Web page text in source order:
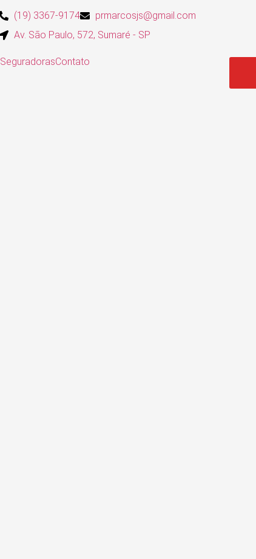
(19) 3367-9174
prmarcosjs@gmail.com
Av. São Paulo, 572, Sumaré - SP
SeguradorasContato